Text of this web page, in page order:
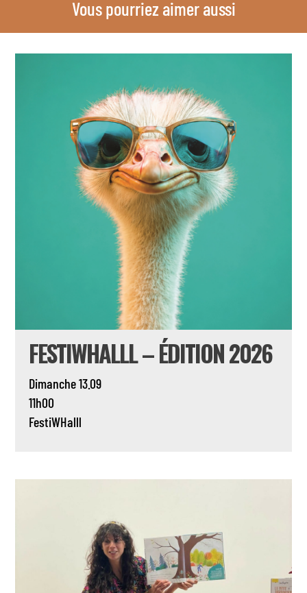
Vous pourriez aimer aussi
FESTIWHALLL – ÉDITION 2026
Dimanche 13.09
11h00
FestiWHalll